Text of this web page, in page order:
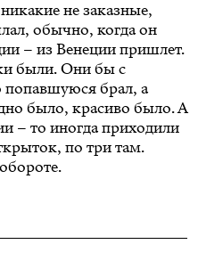
не заказные,
обычно, когда он
– из Венеции пришлет.
были. Они бы с
брал, а
было, красиво было. А
– то иногда приходили
по три там.